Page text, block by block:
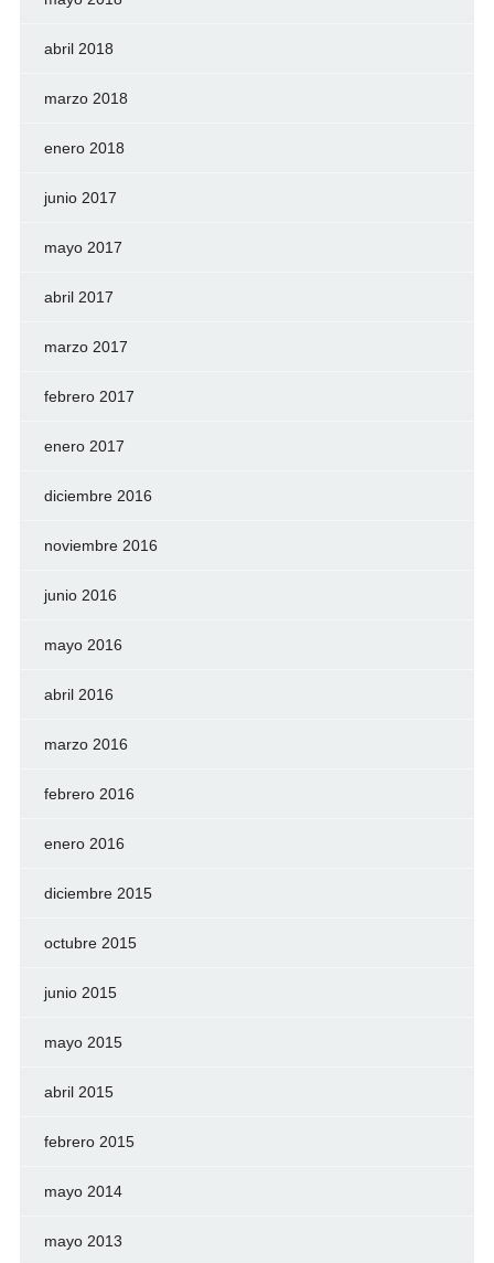
abril 2018
marzo 2018
enero 2018
junio 2017
mayo 2017
abril 2017
marzo 2017
febrero 2017
enero 2017
diciembre 2016
noviembre 2016
junio 2016
mayo 2016
abril 2016
marzo 2016
febrero 2016
enero 2016
diciembre 2015
octubre 2015
junio 2015
mayo 2015
abril 2015
febrero 2015
mayo 2014
mayo 2013